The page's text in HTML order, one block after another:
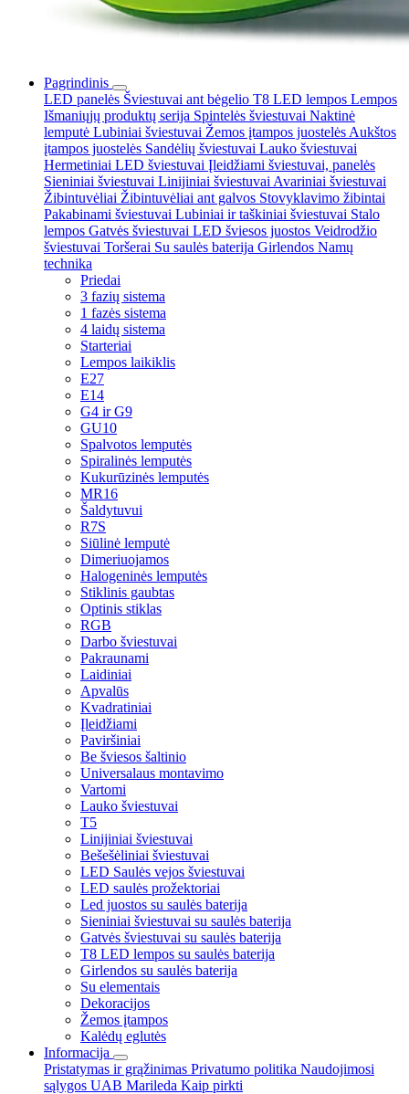
Pagrindinis
LED panelės Šviestuvai ant bėgelio T8 LED lempos Lempos
Išmaniųjų produktų serija Spintelės šviestuvai Naktinė
lemputė Lubiniai šviestuvai Žemos įtampos juostelės Aukštos
įtampos juostelės Sandėlių šviestuvai Lauko šviestuvai
Hermetiniai LED šviestuvai Įleidžiami šviestuvai, panelės
Sieniniai šviestuvai Linijiniai šviestuvai Avariniai šviestuvai
Žibintuvėliai Žibintuvėliai ant galvos Stovyklavimo žibintai
Pakabinami šviestuvai Lubiniai ir taškiniai šviestuvai Stalo
lempos Gatvės šviestuvai LED šviesos juostos Veidrodžio
šviestuvai Toršerai Su saulės baterija Girlendos Namų
technika
Priedai
3 fazių sistema
1 fazės sistema
4 laidų sistema
Starteriai
Lempos laikiklis
E27
E14
G4 ir G9
GU10
Spalvotos lemputės
Spiralinės lemputės
Kukurūzinės lemputės
MR16
Šaldytuvui
R7S
Siūlinė lemputė
Dimeriuojamos
Halogeninės lemputės
Stiklinis gaubtas
Optinis stiklas
RGB
Darbo šviestuvai
Pakraunami
Laidiniai
Apvalūs
Kvadratiniai
Įleidžiami
Paviršiniai
Be šviesos šaltinio
Universalaus montavimo
Vartomi
Lauko šviestuvai
T5
Linijiniai šviestuvai
Bešešėliniai šviestuvai
LED Saulės vejos šviestuvai
LED saulės prožektoriai
Led juostos su saulės baterija
Sieniniai šviestuvai su saulės baterija
Gatvės šviestuvai su saulės baterija
T8 LED lempos su saulės baterija
Girlendos su saulės baterija
Su elementais
Dekoracijos
Žemos įtampos
Kalėdų eglutės
Informacija
Pristatymas ir grąžinimas Privatumo politika Naudojimosi
sąlygos UAB Marileda Kaip pirkti